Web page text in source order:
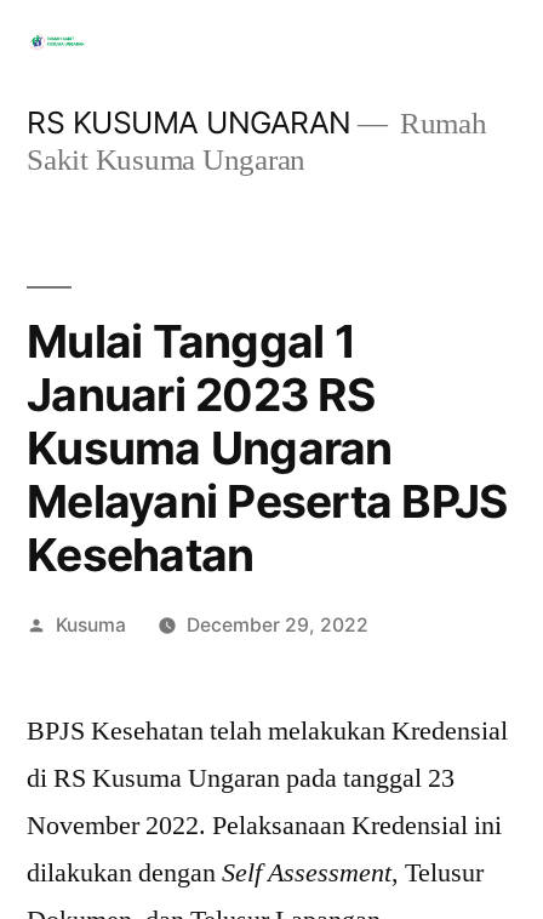
RS KUSUMA UNGARAN
Rumah
Sakit Kusuma Ungaran
Mulai Tanggal 1
Januari 2023 RS
Kusuma Ungaran
Melayani Peserta BPJS
Kesehatan
Kusuma December 29, 2022
BPJS Kesehatan telah melakukan Kredensial
di RS Kusuma Ungaran pada tanggal 23
November 2022. Pelaksanaan Kredensial ini
dilakukan denganSelf Assessment, Telusur